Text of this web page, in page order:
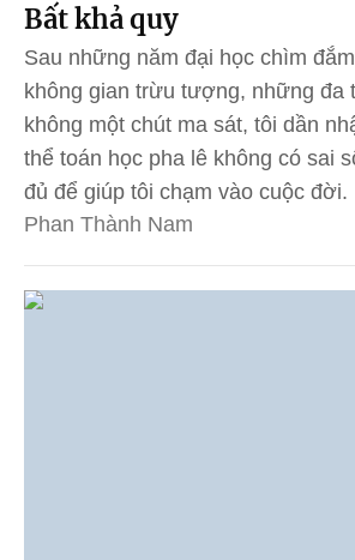
Bất khả quy
Sau những năm đại học chìm
không gian trừu tượng, những đa
không một chút ma sát, tôi dần
thể toán học pha lê không có sai
đủ để giúp tôi chạm vào cuộc đời.
Phan Thành Nam